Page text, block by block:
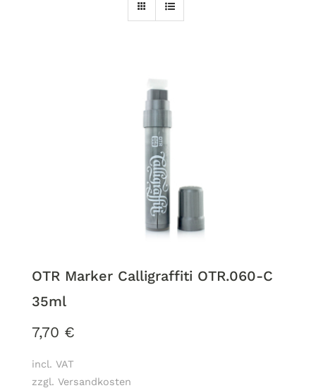
OTR Marker Calligraffiti OTR.060-C
35ml
7,70 €
incl. VAT
zzgl. Versandkosten